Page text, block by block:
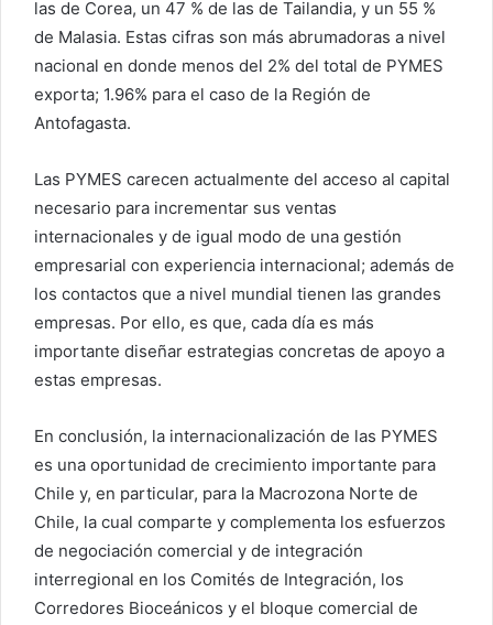
las de Corea, un 47 % de las de Tailandia, y un 55 %
de Malasia. Estas cifras son más abrumadoras a nivel
nacional en donde menos del 2% del total de PYMES
exporta; 1.96% para el caso de la Región de
Antofagasta.
Las PYMES carecen actualmente del acceso al capital
necesario para incrementar sus ventas
internacionales y de igual modo de una gestión
empresarial con experiencia internacional; además de
los contactos que a nivel mundial tienen las grandes
empresas. Por ello, es que, cada día es más
importante diseñar estrategias concretas de apoyo a
estas empresas.
En conclusión, la internacionalización de las PYMES
es una oportunidad de crecimiento importante para
Chile y, en particular, para la Macrozona Norte de
Chile, la cual comparte y complementa los esfuerzos
de negociación comercial y de integración
interregional en los Comités de Integración, los
Corredores Bioceánicos y el bloque comercial de